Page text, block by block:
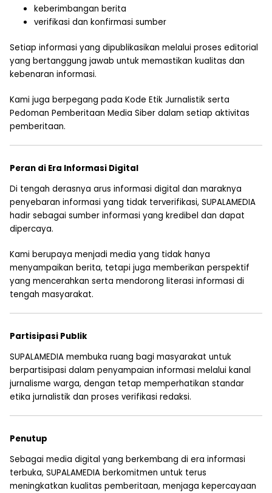
keberimbangan berita
verifikasi dan konfirmasi sumber
Setiap informasi yang dipublikasikan melalui proses editorial
yang bertanggung jawab untuk memastikan kualitas dan
kebenaran informasi.
Kami juga berpegang pada Kode Etik Jurnalistik serta
Pedoman Pemberitaan Media Siber dalam setiap aktivitas
pemberitaan.
Peran di Era Informasi Digital
Di tengah derasnya arus informasi digital dan maraknya
penyebaran informasi yang tidak terverifikasi, SUPALAMEDIA
hadir sebagai sumber informasi yang kredibel dan dapat
dipercaya.
Kami berupaya menjadi media yang tidak hanya
menyampaikan berita, tetapi juga memberikan perspektif
yang mencerahkan serta mendorong literasi informasi di
tengah masyarakat.
Partisipasi Publik
SUPALAMEDIA membuka ruang bagi masyarakat untuk
berpartisipasi dalam penyampaian informasi melalui kanal
jurnalisme warga, dengan tetap memperhatikan standar
etika jurnalistik dan proses verifikasi redaksi.
Penutup
Sebagai media digital yang berkembang di era informasi
terbuka, SUPALAMEDIA berkomitmen untuk terus
meningkatkan kualitas pemberitaan, menjaga kepercayaan